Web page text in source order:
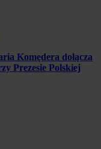
Komędera dołącza
Prezesie Polskiej